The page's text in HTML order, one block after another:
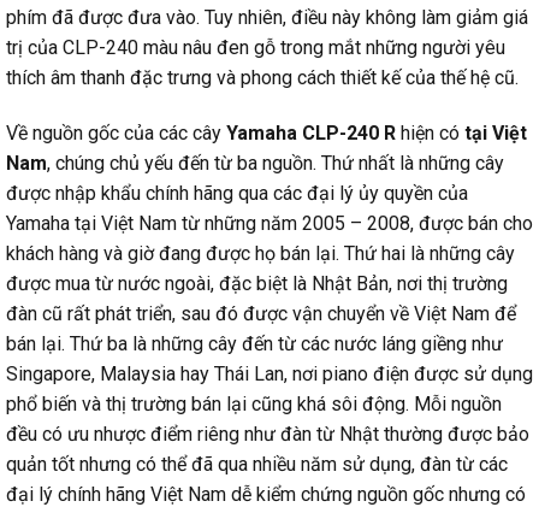
phím đã được đưa vào. Tuy nhiên, điều này không làm giảm giá
trị của CLP-240 màu nâu đen gỗ trong mắt những người yêu
thích âm thanh đặc trưng và phong cách thiết kế của thế hệ cũ.
Về nguồn gốc của các cây Yamaha CLP-240 R hiện có tại Việt
Nam, chúng chủ yếu đến từ ba nguồn. Thứ nhất là những cây
được nhập khẩu chính hãng qua các đại lý ủy quyền của
Yamaha tại Việt Nam từ những năm 2005 – 2008, được bán cho
khách hàng và giờ đang được họ bán lại. Thứ hai là những cây
được mua từ nước ngoài, đặc biệt là Nhật Bản, nơi thị trường
đàn cũ rất phát triển, sau đó được vận chuyển về Việt Nam để
bán lại. Thứ ba là những cây đến từ các nước láng giềng như
Singapore, Malaysia hay Thái Lan, nơi piano điện được sử dụng
phổ biến và thị trường bán lại cũng khá sôi động. Mỗi nguồn
đều có ưu nhược điểm riêng như đàn từ Nhật thường được bảo
quản tốt nhưng có thể đã qua nhiều năm sử dụng, đàn từ các
đại lý chính hãng Việt Nam dễ kiểm chứng nguồn gốc nhưng có